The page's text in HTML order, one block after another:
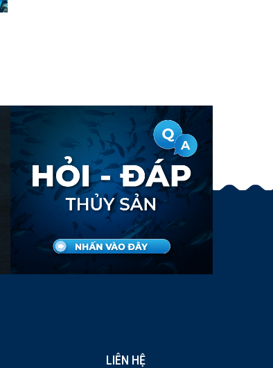
LIÊN HỆ